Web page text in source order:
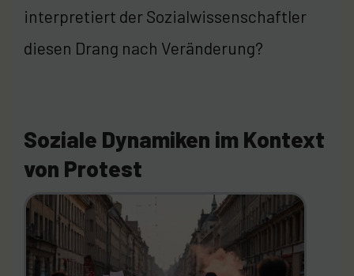
interpretiert der Sozialwissenschaftler
diesen Drang nach Veränderung?
Soziale Dynamiken im Kontext
von Protest